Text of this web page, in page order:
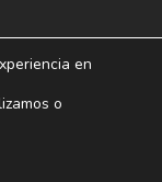
Vía Hispanidad, n.º
en
o